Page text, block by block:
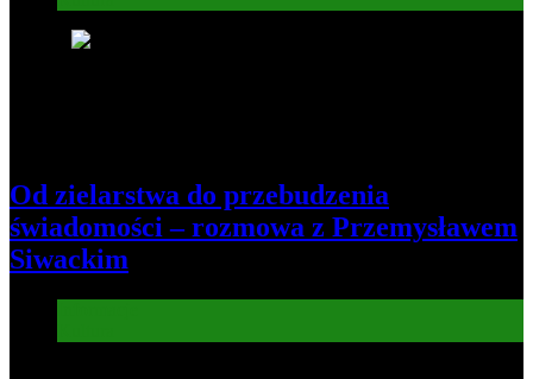
Od zielarstwa do przebudzenia
świadomości – rozmowa z Przemysławem
Siwackim